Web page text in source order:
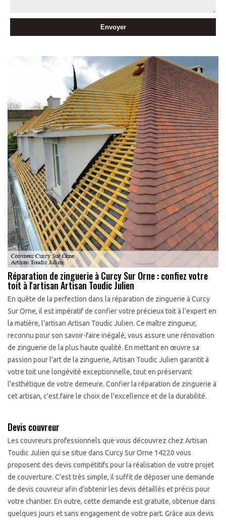
Réparation de zinguerie à Curcy Sur Orne : confiez votre
toit à l'artisan Artisan Toudic Julien
En quête de la perfection dans la réparation de zinguerie à Curcy
Sur Orne, il est impératif de confier votre précieux toit à l'expert en
la matière, l'artisan Artisan Toudic Julien. Ce maître zingueur,
reconnu pour son savoir-faire inégalé, vous assure une rénovation
de zinguerie de la plus haute qualité. En mettant en œuvre sa
passion pour l'art de la zinguerie, Artisan Toudic Julien garantit à
votre toit une longévité exceptionnelle, tout en préservant
l'esthétique de votre demeure. Confier la réparation de zinguerie à
cet artisan, c'est faire le choix de l'excellence et de la durabilité.
Devis couvreur
Les couvreurs professionnels que vous découvrez chez Artisan
Toudic Julien qui se situe dans Curcy Sur Orne 14220 vous
proposent des devis compétitifs pour la réalisation de votre projet
de couverture. C’est très simple, il suffit de déposer une demande
de devis couvreur afin d’obtenir les devis détaillés et précis pour
votre chantier. En outre, cette demande est gratuite, obtenue dans
quelques jours et sans engagement de votre part. Grâce aux devis